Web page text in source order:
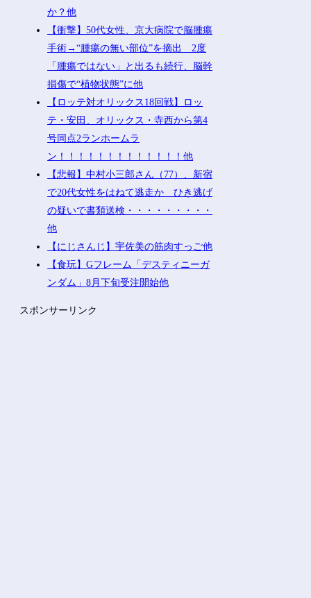
か？他
【衝撃】50代女性、京大病院で脳腫瘍
手術→“腫瘍の無い部位”を摘出 2度
「腫瘍ではない」と出るも続行、脳幹
損傷で“植物状態”に他
【ロッテ対オリックス18回戦】ロッ
テ・安田、オリックス・寺西から第4
号同点2ランホームラ
ン！！！！！！！！！！！！！他
【悲報】中村小三郎さん（77）、新宿
で20代女性をはねて逃走か ひき逃げ
の疑いで書類送検・・・・・・・・・
他
【にじさんじ】宇佐美の筋肉すっご他
【食玩】Gフレーム「デスティニーガ
ンダム」8月下旬受注開始他
スポンサーリンク